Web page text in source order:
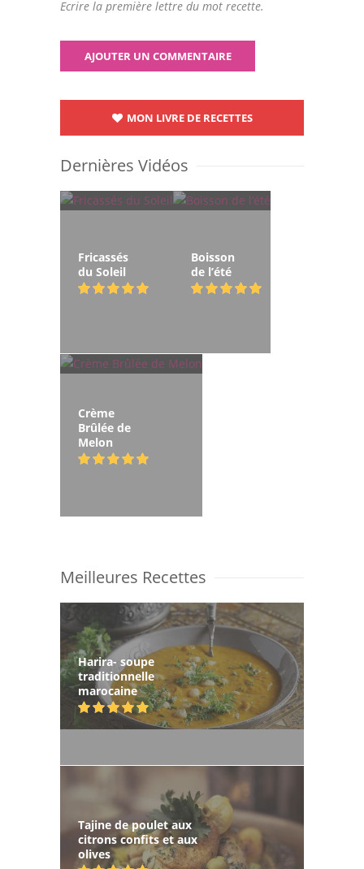
Ecrire la première lettre du mot recette.
MON LIVRE DE RECETTES
Dernières Vidéos
Fricassés
du Soleil
Boisson
de l’été
Crème
Brûlée de
Melon
Meilleures Recettes
Harira- soupe
traditionnelle
marocaine
Tajine de poulet aux
citrons confits et aux
olives